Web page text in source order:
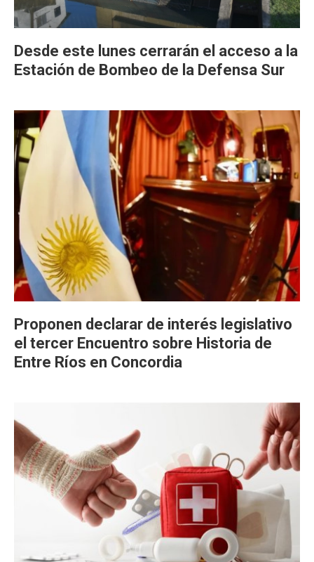
Desde este lunes cerrarán el acceso a la
Estación de Bombeo de la Defensa Sur
Proponen declarar de interés legislativo
el tercer Encuentro sobre Historia de
Entre Ríos en Concordia